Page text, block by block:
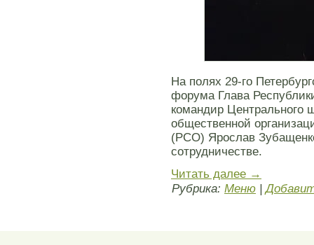
На полях 29-го
форума Глава
командир
общественной
(РСО) Ярослав
сотрудничестве.
Читать далее →
Рубрика: Меню |